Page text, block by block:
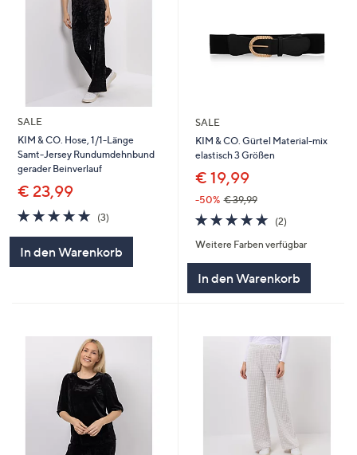
SALE
KIM & CO. Hose, 1/1-Länge
Samt-Jersey Rundumdehnbund
gerader Beinverlauf
€ 23,99
5.0
von
(3)
In den Warenkorb
SALE
KIM & CO. Gürtel Material-mix
elastisch 3 Größen
€ 19,99
-50% € 39,99
5.0
von
5
(2)
Weitere Farben verfügbar
In den Warenkorb